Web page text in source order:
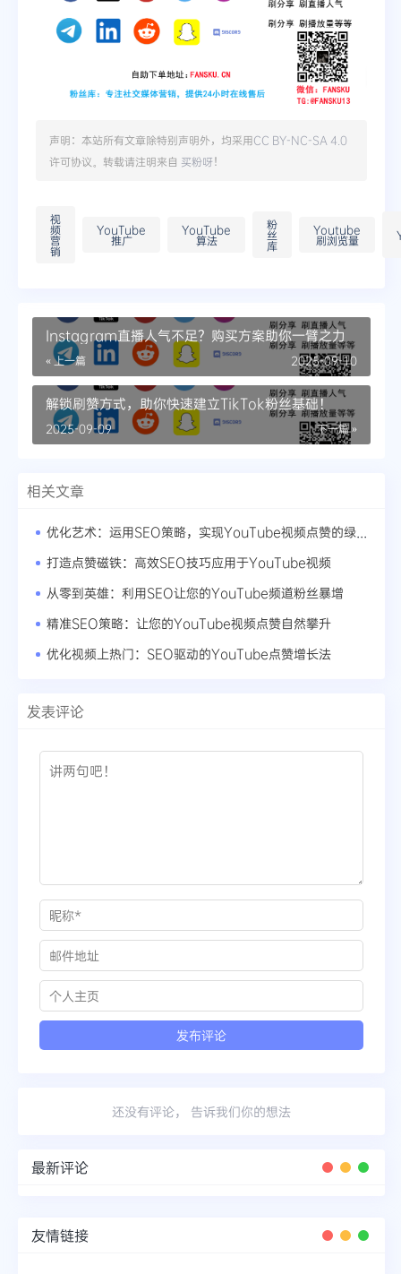
声明：本站所有文章除特别声明外，均采用CC BY-NC-SA 4.0
许可协议。转载请注明来自 买粉呀！
视
频
营
销
YouTube
推广
YouTube
算法
粉
丝
库
Youtube
刷浏览量
Instagram直播人气不足？购买方案助你一臂之力
« 上一篇 2025-09-10
解锁刷赞方式，助你快速建立TikTok粉丝基础！
下一篇 »
2025-09-09
相关文章
打造点赞磁铁：高效SEO技巧应用于YouTube视频
从零到英雄：利用SEO让您的YouTube频道粉丝暴增
精准SEO策略：让您的YouTube视频点赞自然攀升
优化视频上热门：SEO驱动的YouTube点赞增长法
发表评论
还没有评论， 告诉我们你的想法
最新评论
友情链接